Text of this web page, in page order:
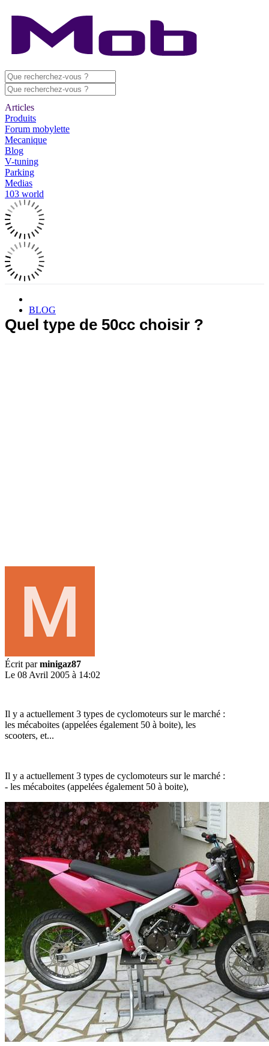
Articles
Produits
Forum mobylette
Mecanique
Blog
V-tuning
Parking
Medias
103 world
BLOG
Quel type de 50cc choisir ?
Écrit parminigaz87
Le 08 Avril 2005 à 14:02
Il y a actuellement 3 types de cyclomoteurs sur le marché :
les mécaboites (appelées également 50 à boite), les
scooters, et...
Il y a actuellement 3 types de cyclomoteurs sur le marché :
- les mécaboites (appelées également 50 à boite),